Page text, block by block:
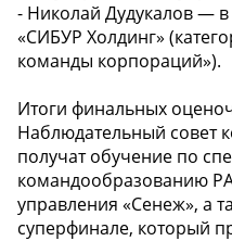
- Николай Дудукалов —
«СИБУР Холдинг»
команды корпораций»).
Итоги финальных
Наблюдательный совет
получат обучение по
командообразованию
управления «Сенеж», а
суперфинале, который